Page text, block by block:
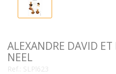
ALEXANDRE DAVID ET
NEEL
Ref.: SLPl623